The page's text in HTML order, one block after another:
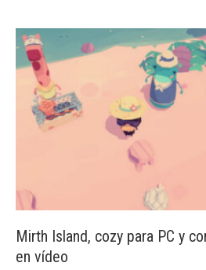
Mirth Island, cozy para PC y
en vídeo